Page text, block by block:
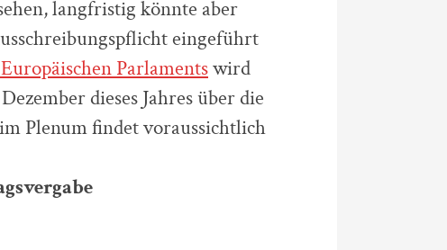
langfristig könnte aber
eingeführt
Parlamentswird
dieses Jahres über die
Plenum findet voraussichtlich